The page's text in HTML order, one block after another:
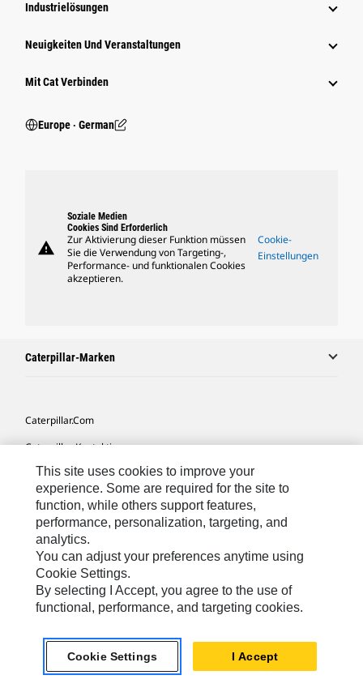
Industrielösungen
Neuigkeiten Und Veranstaltungen
Mit Cat Verbinden
Europe ‧ German
warning
Soziale Medien
Cookies Sind Erforderlich
Zur Aktivierung dieser Funktion müssen
Sie die Verwendung von Targeting-,
Performance- und funktionalen Cookies
akzeptieren.
Cookie-
Einstellungen
Caterpillar-Marken
Caterpillar.com
Caterpillar Kontaktieren
Meine Marketing-Präferenzen
Seitenübersicht
Cookie Settings
Rechtliche Hinweise
Datenschutz
Europe-German© 2026 Caterpillar. Alle Rechte vorbehalten.
This site uses cookies to improve your
experience. Some are required for the site to
function, while others support features,
performance, personalization, targeting, and
analytics.
You can adjust your preferences anytime using
Cookie Settings.
By selecting I Accept, you agree to the use of
functional, performance, and targeting cookies.
Cookie Settings I Accept